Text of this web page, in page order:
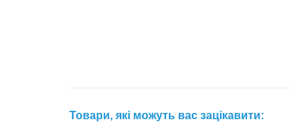
Товари, які можуть вас зацікавити: